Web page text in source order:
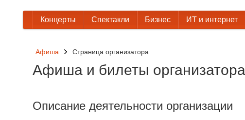
Концерты Спектакли Бизнес ИТ и интернет
Афиша Cтраница организатора
Афиша и билеты организатора
Описание деятельности организации